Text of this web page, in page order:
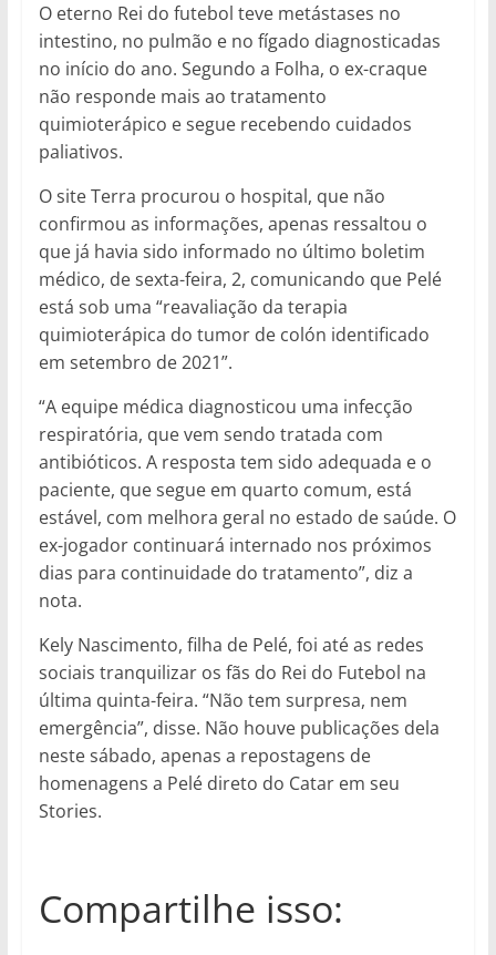
O eterno Rei do futebol teve metástases no
intestino, no pulmão e no fígado diagnosticadas
no início do ano. Segundo a Folha, o ex-craque
não responde mais ao tratamento
quimioterápico e segue recebendo cuidados
paliativos.
O site Terra procurou o hospital, que não
confirmou as informações, apenas ressaltou o
que já havia sido informado no último boletim
médico, de sexta-feira, 2, comunicando que Pelé
está sob uma “reavaliação da terapia
quimioterápica do tumor de colón identificado
em setembro de 2021”.
“A equipe médica diagnosticou uma infecção
respiratória, que vem sendo tratada com
antibióticos. A resposta tem sido adequada e o
paciente, que segue em quarto comum, está
estável, com melhora geral no estado de saúde. O
ex-jogador continuará internado nos próximos
dias para continuidade do tratamento”, diz a
nota.
Kely Nascimento, filha de Pelé, foi até as redes
sociais tranquilizar os fãs do Rei do Futebol na
última quinta-feira. “Não tem surpresa, nem
emergência”, disse. Não houve publicações dela
neste sábado, apenas a repostagens de
homenagens a Pelé direto do Catar em seu
Stories.
Compartilhe isso: